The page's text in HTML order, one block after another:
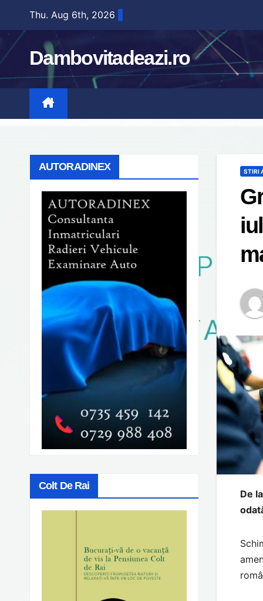
content
Thu. Aug 6th, 2026
Dambovitadeazi.ro
AUTORADINEX
Colt De Rai
STIRI
De